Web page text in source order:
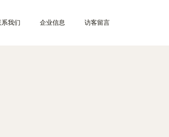
系我们 企业信息 访客留言